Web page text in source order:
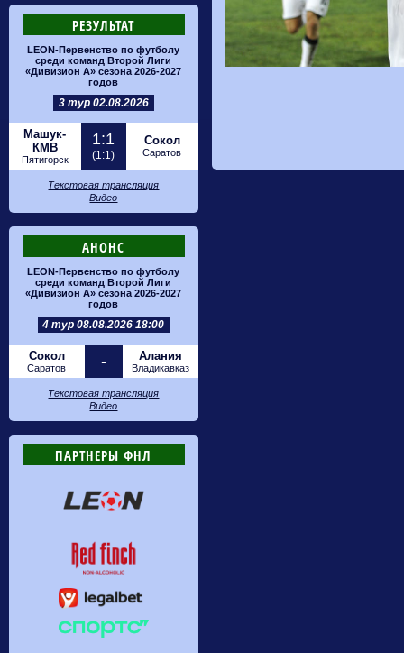
РЕЗУЛЬТАТ
LEON-Первенство по футболу
среди команд Второй Лиги
«Дивизион А» сезона 2026-2027
годов
3 тур 02.08.2026
Машук-
КМВ
Пятигорск
1:1
(1:1)
Сокол
Саратов
Текстовая трансляция
Видео
АНОНС
LEON-Первенство по футболу
среди команд Второй Лиги
«Дивизион А» сезона 2026-2027
годов
4 тур 08.08.2026 18:00
Сокол
Саратов - Алания
Владикавказ
Текстовая трансляция
Видео
ПАРТНЕРЫ ФНЛ